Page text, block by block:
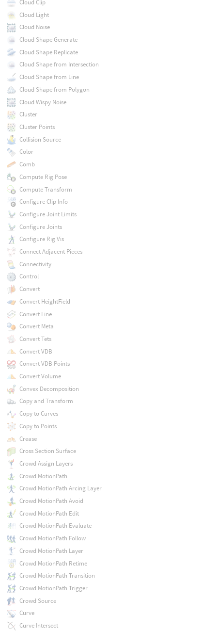
Cloud Clip
Cloud Light
Cloud Noise
Cloud Shape Generate
Cloud Shape Replicate
Cloud Shape from Intersection
Cloud Shape from Line
Cloud Shape from Polygon
Cloud Wispy Noise
Cluster
Cluster Points
Collision Source
Color
Comb
Compute Rig Pose
Compute Transform
Configure Clip Info
Configure Joint Limits
Configure Joints
Configure Rig Vis
Connect Adjacent Pieces
Connectivity
Control
Convert
Convert HeightField
Convert Line
Convert Meta
Convert Tets
Convert VDB
Convert VDB Points
Convert Volume
Convex Decomposition
Copy and Transform
Copy to Curves
Copy to Points
Crease
Cross Section Surface
Crowd Assign Layers
Crowd MotionPath
Crowd MotionPath Arcing Layer
Crowd MotionPath Avoid
Crowd MotionPath Edit
Crowd MotionPath Evaluate
Crowd MotionPath Follow
Crowd MotionPath Layer
Crowd MotionPath Retime
Crowd MotionPath Transition
Crowd MotionPath Trigger
Crowd Source
Curve
Curve Intersect